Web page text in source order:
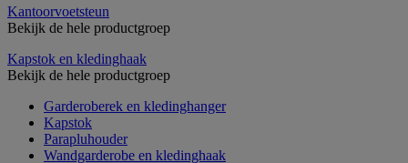
Kantoorvoetsteun
Bekijk de hele productgroep
Kapstok en kledinghaak
Bekijk de hele productgroep
Garderoberek en kledinghanger
Kapstok
Parapluhouder
Wandgarderobe en kledinghaak